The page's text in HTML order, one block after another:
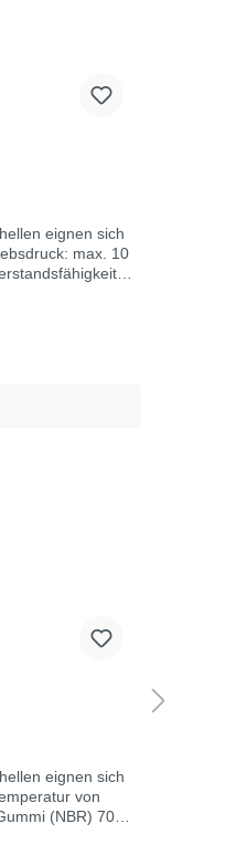
eignen sich
max. 10
eignen sich
von